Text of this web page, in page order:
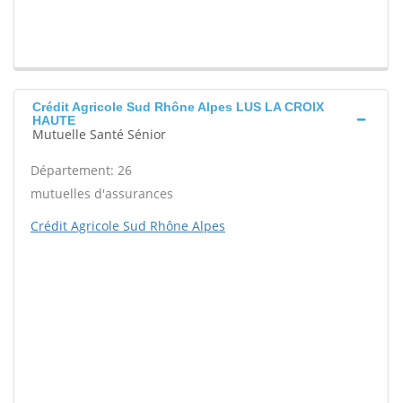
Crédit Agricole Sud Rhône Alpes LUS LA CROIX
HAUTE
Mutuelle Santé Sénior
Département: 26
mutuelles d'assurances
Crédit Agricole Sud Rhône Alpes